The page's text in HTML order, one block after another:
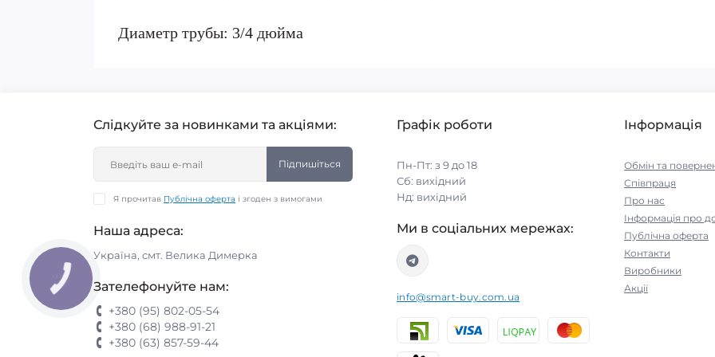
Диаметр трубы: 3/4 дюйма
Слідкуйте за новинками та акціями:
Підпишіться
Я прочитав Публічна оферта і згоден з вимогами
Наша адреса:
Україна, смт. Велика Димерка
Зателефонуйте нам:
+380 (95) 802-05-54
+380 (68) 988-91-21
+380 (63) 857-59-44
Графік роботи
Пн-Пт: з 9 до 18
Сб: вихідний
Нд: вихідний
Ми в соціальних мережах:
info@smart-buy.com.ua
Інформація
Обмін та
Співпраця
Про нас
Інформація про
Публічна оферта
Контакти
Виробники
Акції